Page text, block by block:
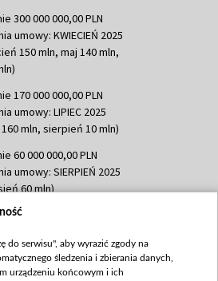
300 000 000,00 PLN
umowy: KWIECIEŃ 2025
150 mln, maj 140 mln,
170 000 000,00 PLN
umowy: LIPIEC 2025
mln, sierpień 10 mln)
60 000 000,00 PLN
umowy: SIERPIEŃ 2025
60 mln)
635 783 051,21 PLN
100 mln, październik 350
mln)
do serwisu", aby wyrazić zgody na
śledzenia i zbierania danych,
urządzeniu końcowym i ich